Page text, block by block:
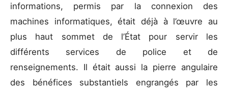
informations, permis par la connexion des
machines informatiques, était déjà à l’œuvre au
plus haut sommet de l’État pour servir les
différents services de police et de
renseignements. Il était aussi la pierre angulaire
des bénéfices substantiels engrangés par les